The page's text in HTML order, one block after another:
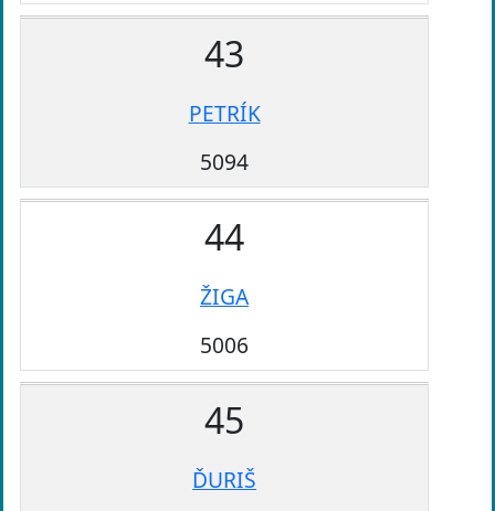
43
PETRÍK
5094
44
ŽIGA
5006
45
ĎURIŠ